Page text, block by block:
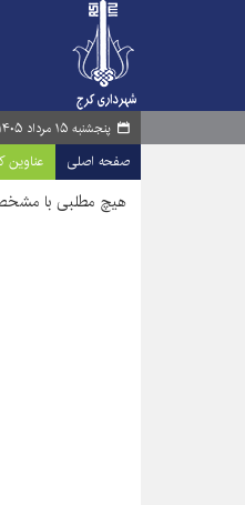
پنجشنبه ۱۵ مرداد ۱۴۰۵ -
صفحه اصلی عناوین
هیچ مطلبی با